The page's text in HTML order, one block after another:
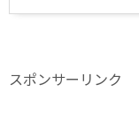
スポンサーリンク